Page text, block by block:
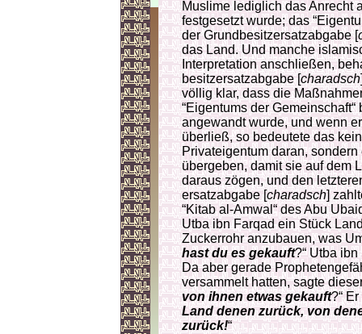
Muslime lediglich das Anrecht
festgesetzt wurde; das
der Grund­be­sitz­ersatzabgabe [
das Land. Und manche
Interpretation anschließen,
besitz­ersatz­ab­gabe [cha­radsch
völlig klar, dass die
“Eigentums der
angewandt wurde, und wenn
überließ, so bedeutete das
Privateigentum daran,
übergeben, damit sie auf dem
daraus zögen, und den
ersatzabgabe [charadsch]
“Kitab al-Amwal“ des Abu
Utba ibn Farqad ein Stück
Zuckerrohr anzubauen, was
hast du es gekauft?“ Utba ibn
Da aber gerade
versammelt hatten, sagte
von ihnen etwas gekauft?“
Land denen zurück, von
zurück!“